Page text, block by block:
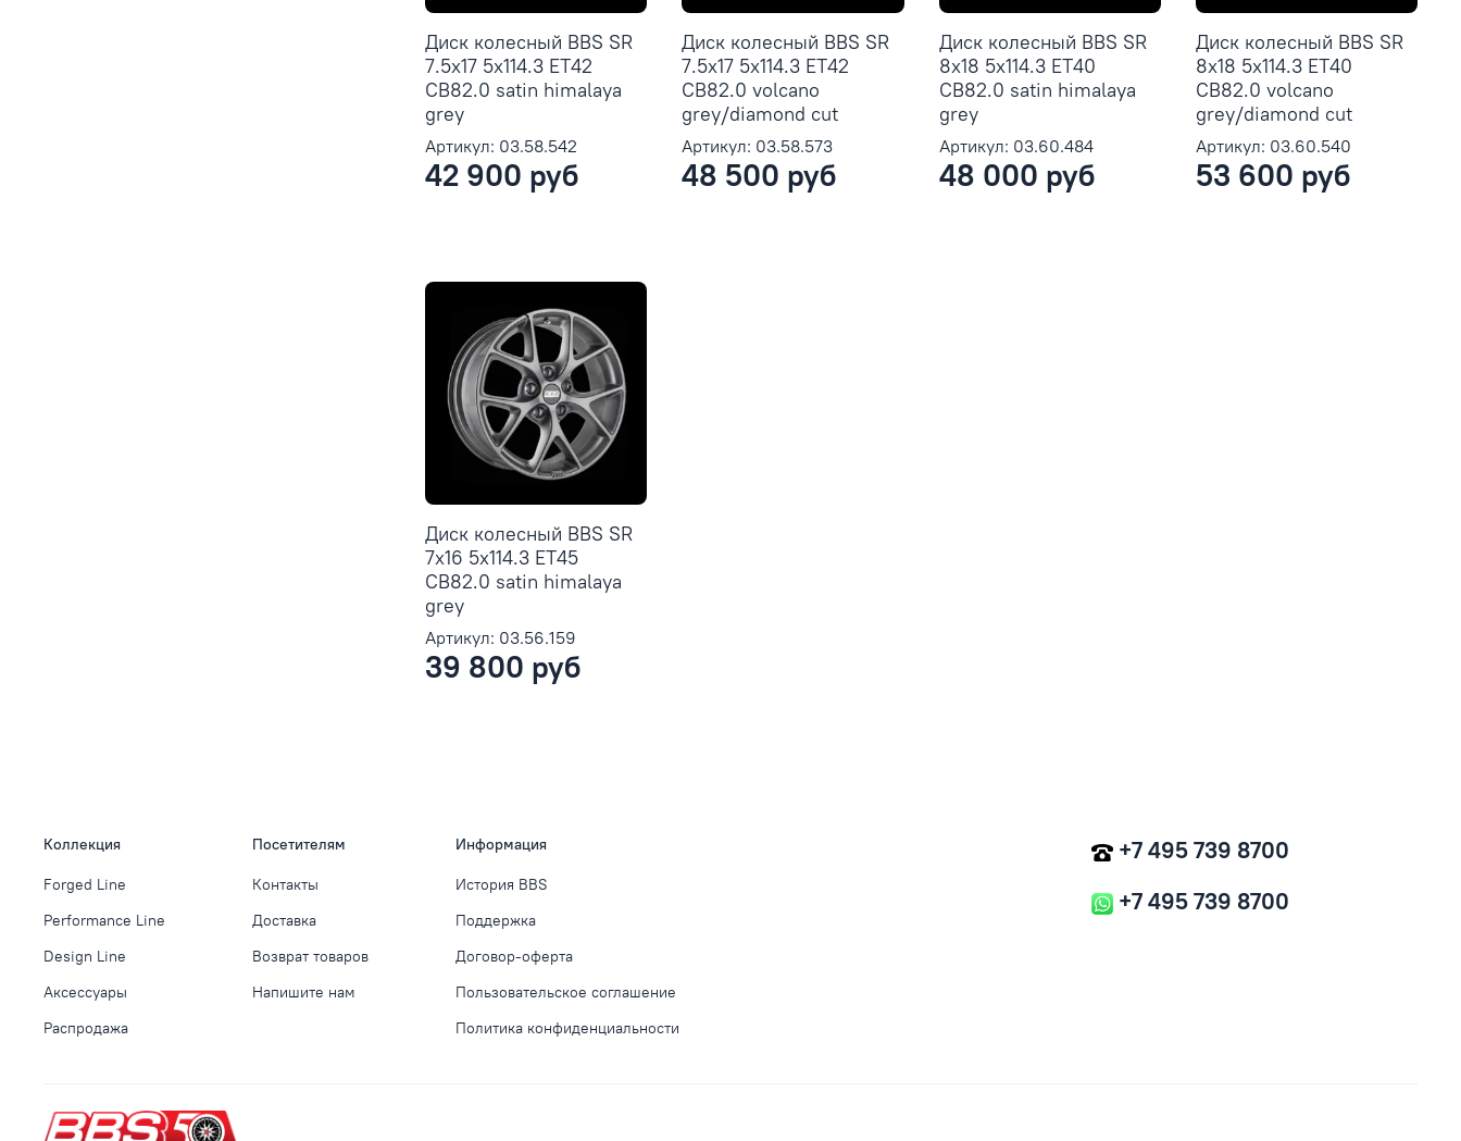
Диск колесный BBS SR
7.5x17 5x114.3 ET42
CB82.0 satin himalaya
grey
Артикул: 03.58.542
42 900 руб
Диск колесный BBS SR
7.5x17 5x114.3 ET42
CB82.0 volcano
grey/diamond cut
Артикул: 03.58.573
48 500 руб
Диск колесный BBS SR
8x18 5x114.3 ET40
CB82.0 satin himalaya
grey
Артикул: 03.60.484
48 000 руб
Диск колесный BBS SR
8x18 5x114.3 ET40
CB82.0 volcano
grey/diamond cut
Артикул: 03.60.540
53 600 руб
Диск колесный BBS SR
7x16 5x114.3 ET45
CB82.0 satin himalaya
grey
Артикул: 03.56.159
39 800 руб
Коллекция
Forged Line
Performance Line
Design Line
Аксессуары
Распродажа
Посетителям
Контакты
Доставка
Возврат товаров
Напишите нам
Информация
История BBS
Поддержка
Договор-оферта
Пользовательское соглашение
Политика конфиденциальности
+7 495 739 8700
+7 495 739 8700